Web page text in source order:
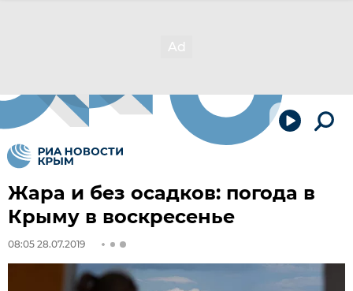
Жара и без осадков: погода в
Крыму в воскресенье
08:05 28.07.2019